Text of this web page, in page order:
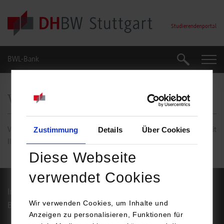
Zustimmung Details Über Cookies
Diese Webseite
verwendet Cookies
Wir verwenden Cookies, um Inhalte und
Anzeigen zu personalisieren, Funktionen für
Skip to main content
Studierendenportal
BWL-Bank Suche
Vielen Dank
Vielen Dank für die Einreichung Ihres Themenvorschlag Projektarbeit
Barrierefreiheit
Service